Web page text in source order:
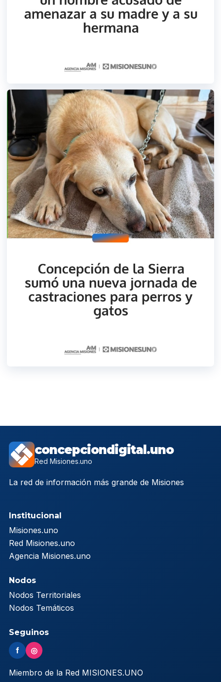
concepciondigital.uno
Red Misiones.uno
La red de información más grande de Misiones
Institucional
Misiones.uno
Red Misiones.uno
Agencia Misiones.uno
Nodos
Nodos Territoriales
Nodos Temáticos
Seguinos
f ◎
Miembro de la Red MISIONES.UNO